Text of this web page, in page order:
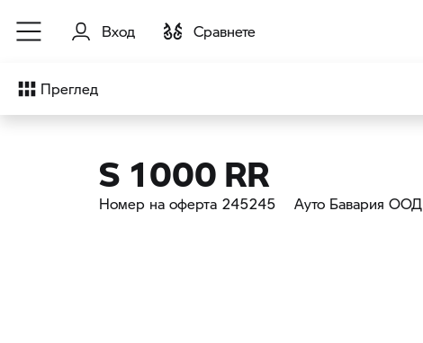
Към основното съдържание
Вход Cравнете
Преглед
S 1000 RR
Номер на оферта 245245 Ауто Бавария ООД